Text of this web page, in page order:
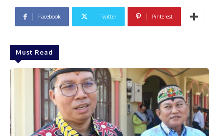
Facebook Twitter Pinterest
Must Read